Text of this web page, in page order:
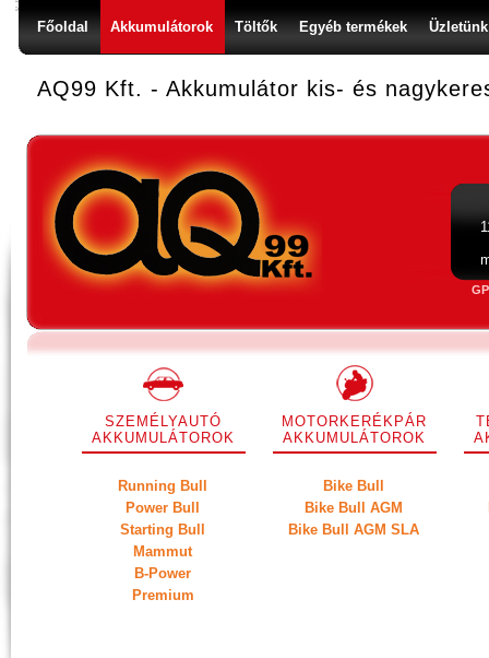
Főoldal Akkumulátorok Töltők Egyéb termékek Üzletünk
AQ99 Kft. - Akkumulátor kis- és
SZEMÉLYAUTÓ
AKKUMULÁTOROK
MOTORKERÉKPÁR
AKKUMULÁTOROK
Running Bull
Power Bull
Starting Bull
Mammut
B-Power
Premium
Bike Bull
Bike Bull AGM
Bike Bull AGM SLA